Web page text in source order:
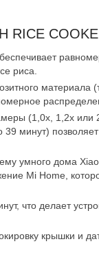
риса.
материала
(1,0x, 1,2x или
минут)
умного дома
Mi Home,
что делает
крышки и